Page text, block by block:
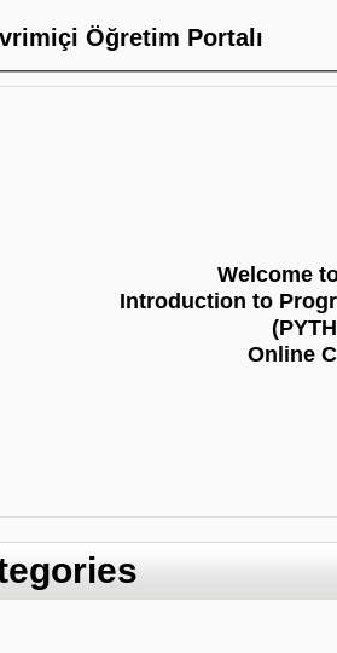
Öğretim Portalı
Welcome
Introduction to
Online